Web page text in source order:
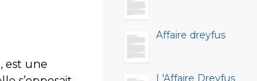
est une
Affaire dreyfus
L'Affaire Dreyfus